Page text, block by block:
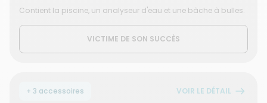
Contient la piscine, un analyseur d'eau et une bâche à bulles.
VICTIME DE SON SUCCÈS
+ 3 accessoires VOIR LE DÉTAIL